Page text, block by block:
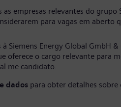
empresas relevantes do grupo
para vagas em aberto
Siemens Energy Global GmbH &
oferece o cargo relevante para
me candidato.
dados para obter detalhes sobre